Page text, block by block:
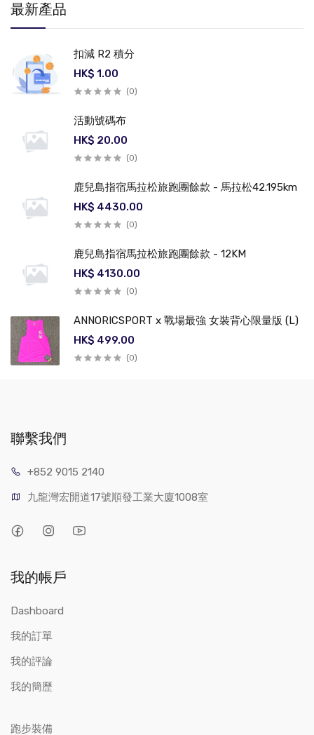
最新產品
扣減 R2 積分
HK$ 1.00
(0)
活動號碼布
HK$ 20.00
(0)
鹿兒島指宿馬拉松旅跑團餘款 - 馬拉松42.195km
HK$ 4430.00
(0)
鹿兒島指宿馬拉松旅跑團餘款 - 12KM
HK$ 4130.00
(0)
ANNORICSPORT x 戰場最強 女裝背心限量版 (L)
HK$ 499.00
(0)
聯繫我們
+852 9015 2140
九龍灣宏開道17號順發工業大廈1008室
我的帳戶
Dashboard
我的訂單
我的評論
我的簡歷
跑步裝備